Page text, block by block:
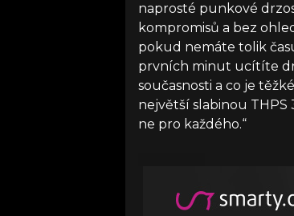
naprosté punkové
kompromisů a bez
pokud nemáte tolik
prvních minut ucítíte
současnosti a co je
největší slabinou THPS
ne pro každého.“